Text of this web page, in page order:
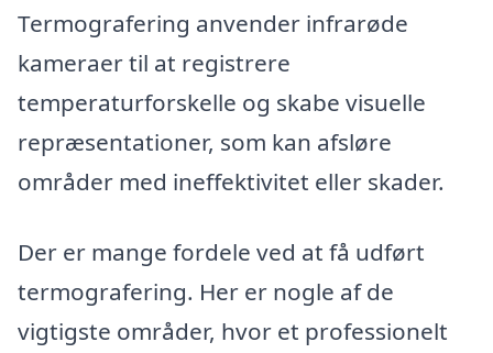
Termografering anvender infrarøde
kameraer til at registrere
temperaturforskelle og skabe visuelle
repræsentationer, som kan afsløre
områder med ineffektivitet eller skader.
Der er mange fordele ved at få udført
termografering. Her er nogle af de
vigtigste områder, hvor et professionelt